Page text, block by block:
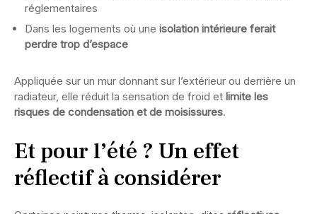
réglementaires
Dans les logements où une isolation intérieure ferait
perdre trop d’espace
Appliquée sur un mur donnant sur l’extérieur ou derrière un
radiateur, elle réduit la sensation de froid et limite les
risques de condensation et de moisissures.
Et pour l’été ? Un effet
réflectif à considérer